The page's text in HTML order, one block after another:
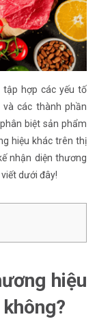
hợp các yếu tố
các thành phần
biệt sản phẩm
hiệu khác trên thị
nhận diện thương
dưới đây!
hiệu